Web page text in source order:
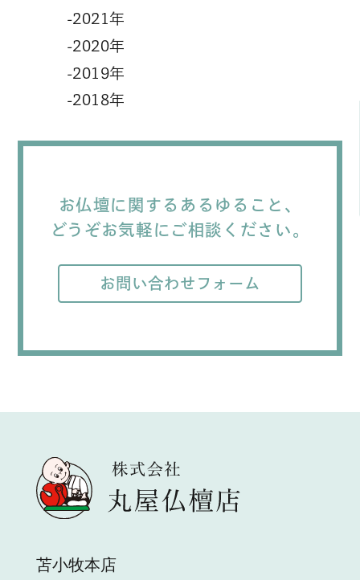
-2021年
-2020年
-2019年
-2018年
お仏壇に関するあるゆること、
どうぞお気軽にご相談ください。
お問い合わせフォーム
苫小牧本店